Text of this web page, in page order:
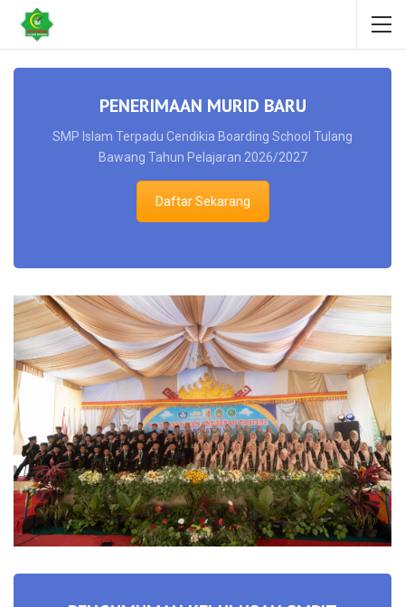
PENERIMAAN MURID BARU
SMP Islam Terpadu Cendikia Boarding School Tulang
Bawang Tahun Pelajaran 2026/2027
Daftar Sekarang